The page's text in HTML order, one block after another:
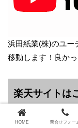
浜田紙業(株)のユー
移動します！良か
楽天サイトは
HOME 問合せフォー